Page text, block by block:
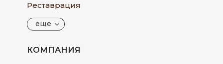
Реставрация
еще
КОМПАНИЯ